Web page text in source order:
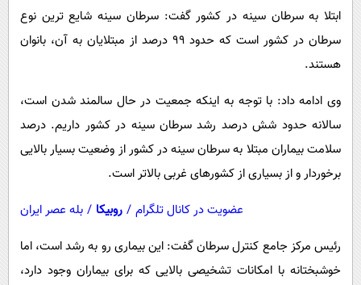
فرهنگی
بین الملل
حیات وحش
سیاست خارجی
ابتلا به سرطان سینه در کشور گفت: سرطان سینه شایع ترین نوع
سرطان در کشور است که حدود ۹۹ درصد از مبتلایان به آن، بانوان
هستند.
وی ادامه داد:‌ با توجه به اینکه جمعیت در حال سالمند شدن است،
سالانه حدود شش درصد رشد سرطان سینه در کشور داریم. درصد
سلامت بیماران مبتلا به سرطان سینه در کشور از وضعیت بسیار بالایی
برخوردار و از بسیاری از کشورهای غربی بالاتر است.
عضویت در کانال تلگرام / روبیکا / بله عصر ایران
رئیس مرکز جامع کنترل سرطان گفت: این بیماری رو به رشد است، اما
خوشبختانه با امکانات تشخیصی بالایی که برای بیماران وجود دارد،